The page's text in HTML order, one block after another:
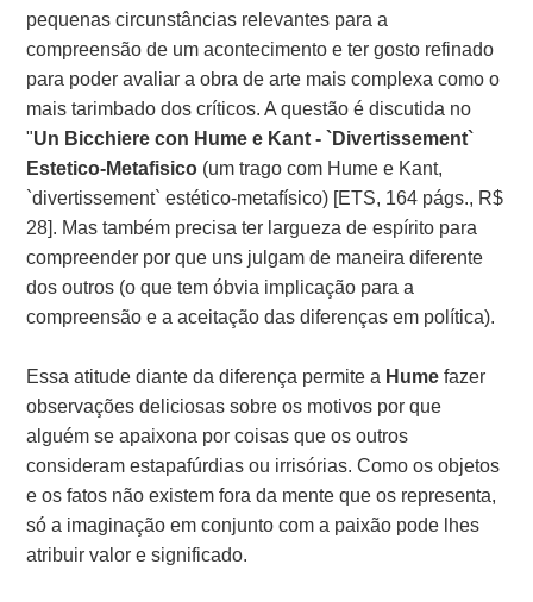
pequenas circunstâncias relevantes para a
compreensão de um acontecimento e ter gosto refinado
para poder avaliar a obra de arte mais complexa como o
mais tarimbado dos críticos. A questão é discutida no
"Un Bicchiere con Hume e Kant - `Divertissement`
Estetico-Metafisico (um trago com Hume e Kant,
`divertissement` estético-metafísico) [ETS, 164 págs., R$
28]. Mas também precisa ter largueza de espírito para
compreender por que uns julgam de maneira diferente
dos outros (o que tem óbvia implicação para a
compreensão e a aceitação das diferenças em política).
Essa atitude diante da diferença permite a Humefazer
observações deliciosas sobre os motivos por que
alguém se apaixona por coisas que os outros
consideram estapafúrdias ou irrisórias. Como os objetos
e os fatos não existem fora da mente que os representa,
só a imaginação em conjunto com a paixão pode lhes
atribuir valor e significado.